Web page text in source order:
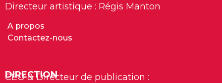
Directeur artistique : Régis Manton
A propos
Contactez-nous
DIRECTION
CEO & Directeur de publication :